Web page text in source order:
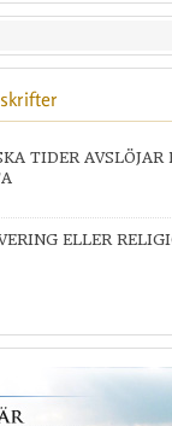
TIDER AVSLÖJAR
ELLER